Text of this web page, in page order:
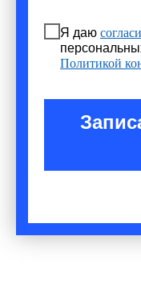
Я даю
Политикой